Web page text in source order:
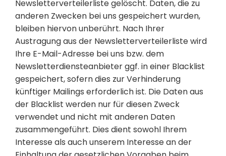
Newsletterverteilerliste gelöscht. Daten, die zu
anderen Zwecken bei uns gespeichert wurden,
bleiben hiervon unberührt. Nach Ihrer
Austragung aus der Newsletterverteilerliste wird
Ihre E-Mail-Adresse bei uns bzw. dem
Newsletterdiensteanbieter ggf. in einer Blacklist
gespeichert, sofern dies zur Verhinderung
künftiger Mailings erforderlich ist. Die Daten aus
der Blacklist werden nur für diesen Zweck
verwendet und nicht mit anderen Daten
zusammengeführt. Dies dient sowohl Ihrem
Interesse als auch unserem Interesse an der